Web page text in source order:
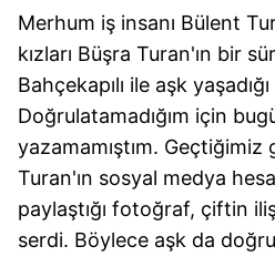
için Ayarlar butonuna tıklayabilir,
Metnimiziziyaret edebilirsiniz.
6698 sayılı Kişisel Verilerin
hazırlanmış Aydınlatma
ilgili mevzuata uygun olarak
almak için lütfentıklayınız
Merhum iş insanı Bülent
kızları Büşra Turan'ın bir
Bahçekapılı ile aşk
Doğrulatamadığım için
yazamamıştım. Geçtiğimiz
Turan'ın sosyal medya
paylaştığı fotoğraf, çiftin
serdi. Böylece aşk da